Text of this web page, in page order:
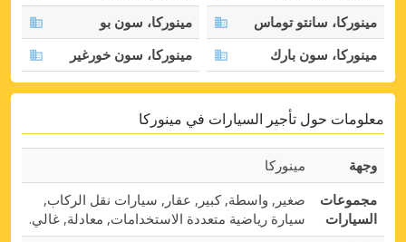
مينوركا، سانتو توماس
مينوركا، سون بو
مينوركا، سون بارك
مينوركا، سون خورغير
معلومات حول تأجير السيارات في مينوركا
وجهة
مينوركا
مجموعات
السيارات
صغير, واسطة, كبير, عقار, سيارات نقل الركاب,
سيارة رياضية متعددة الاستخدامات, معادلة, غالي.